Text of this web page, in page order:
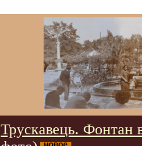
Трускавець. Фонтан